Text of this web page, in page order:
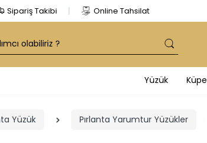
Sipariş Takibi Online Tahsilat
Yüzük Küpe
Yüzük Pırlanta Yarumtur Yüzükler